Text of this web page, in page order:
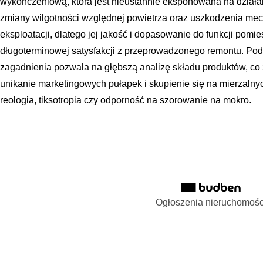
zmiany wilgotności względnej powietrza oraz uszkodzenia
eksploatacji, dlatego jej jakość i dopasowanie do funkcji
długoterminowej satysfakcji z przeprowadzonego remontu.
zagadnienia pozwala na głębszą analizę składu produktów,
unikanie marketingowych pułapek i skupienie się na
reologia, tiksotropia czy odporność na szorowanie na mokro.
Ogłoszenia